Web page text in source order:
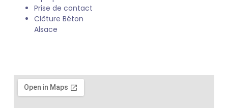
Prise de contact
Clôture Béton
Alsace